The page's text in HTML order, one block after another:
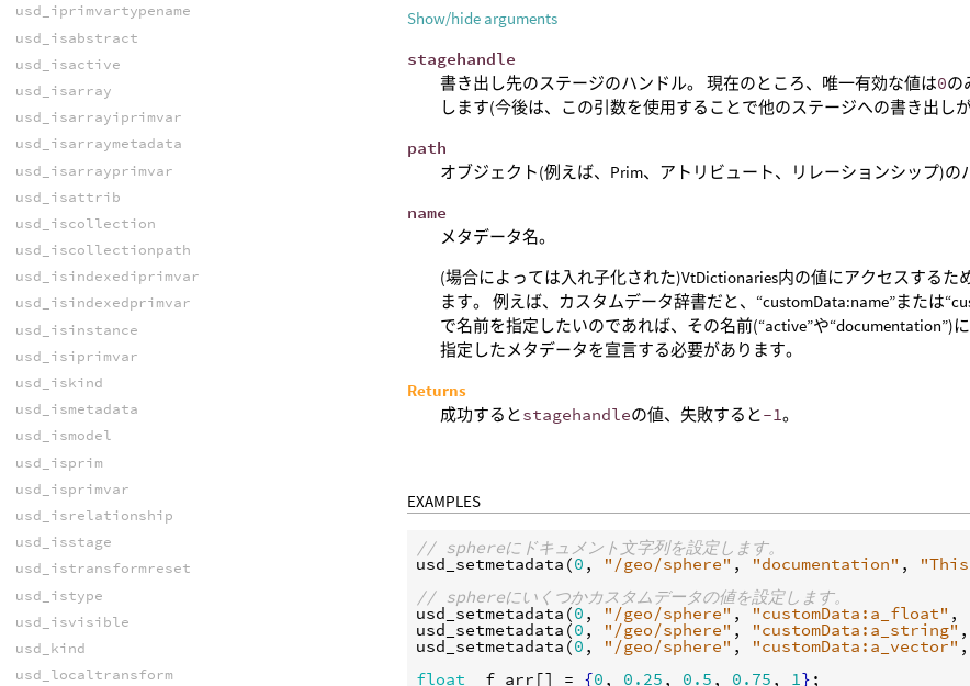
Show/hide arguments
stagehandle
書き出し先のステージのハンドル。 現在のところ、唯一有効な値は0の
します(今後は、この引数を使用することで他のステージへの書き出し
path
オブジェクト(例えば、Prim、アトリビュート、リレーションシップ)の
name
メタデータ名。
(場合によっては入れ子化された)VtDictionaries内の値にアクセスする
ます。 例えば、カスタムデータ辞書だと、“customData:name”または
で名前を指定したいのであれば、その名前(“active”や“documentation”)
指定したメタデータを宣言する必要があります。
Returns
成功すると stagehandleの値、失敗すると -1。
EXAMPLES
// sphereにドキュメント文字列を設定します。
usd_setmetadata (0 , "/geo/sphere" , "documentation" ,
// sphereにいくつかカスタムデータの値を設定します。
usd_setmetadata (0 , "/geo/sphere" , "customData:a_float" ,
usd_setmetadata (0 , "/geo/sphere" , "customData:a_string" ,
usd_setmetadata (0 , "/geo/sphere" , "customData:a_vector" ,
float
f_arr [] = {0 , 0.25 , 0.5 , 0.75 , 1 }
usd_iprimvartypename
usd_isabstract
usd_isactive
usd_isarray
usd_isarrayiprimvar
usd_isarraymetadata
usd_isarrayprimvar
usd_isattrib
usd_iscollection
usd_iscollectionpath
usd_isindexediprimvar
usd_isindexedprimvar
usd_isinstance
usd_isiprimvar
usd_iskind
usd_ismetadata
usd_ismodel
usd_isprim
usd_isprimvar
usd_isrelationship
usd_isstage
usd_istransformreset
usd_istype
usd_isvisible
usd_kind
usd_localtransform